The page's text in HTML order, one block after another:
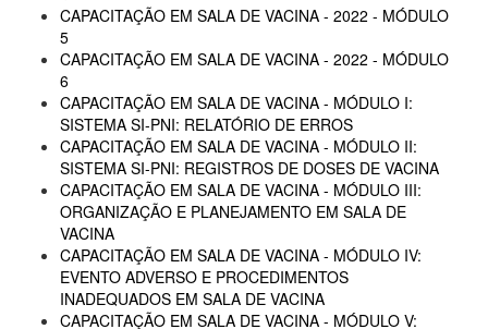
CAPACITAÇÃO EM SALA DE VACINA - 2022 - MÓDULO
5
CAPACITAÇÃO EM SALA DE VACINA - 2022 - MÓDULO
6
CAPACITAÇÃO EM SALA DE VACINA - MÓDULO I:
SISTEMA SI-PNI: RELATÓRIO DE ERROS
CAPACITAÇÃO EM SALA DE VACINA - MÓDULO II:
SISTEMA SI-PNI: REGISTROS DE DOSES DE VACINA
CAPACITAÇÃO EM SALA DE VACINA - MÓDULO III:
ORGANIZAÇÃO E PLANEJAMENTO EM SALA DE
VACINA
CAPACITAÇÃO EM SALA DE VACINA - MÓDULO IV:
EVENTO ADVERSO E PROCEDIMENTOS
INADEQUADOS EM SALA DE VACINA
CAPACITAÇÃO EM SALA DE VACINA - MÓDULO V: